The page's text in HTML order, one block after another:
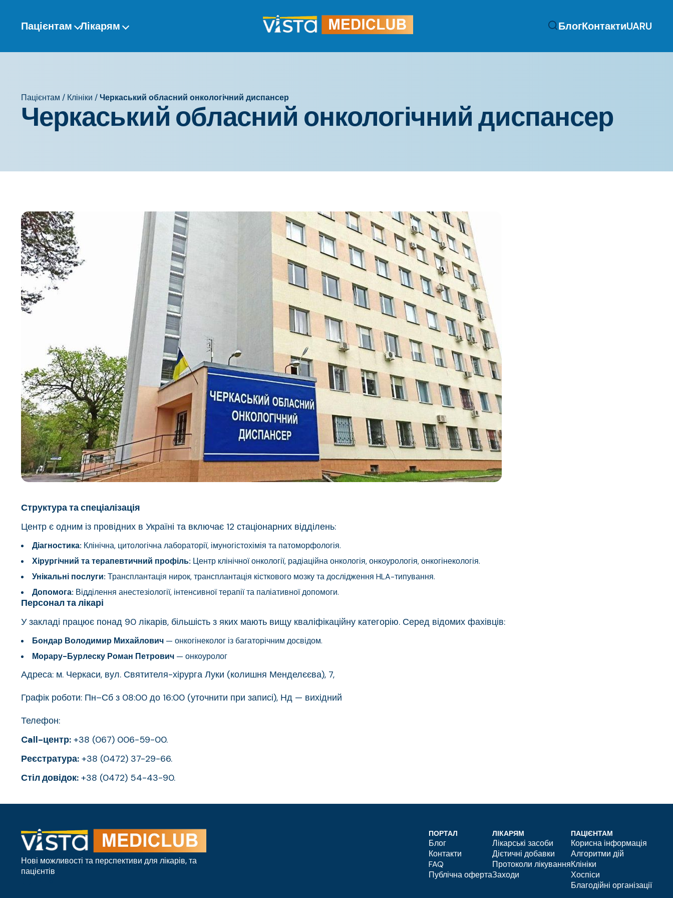
змістуПацієнтам Лікарям БлогКонтактиUARU
Пацієнтам / Клініки /Черкаський обласний онкологічний диспансер
Черкаський обласний онкологічний диспансер
Структура та спеціалізація
Центр є одним із провідних в Україні та включає 12 стаціонарних відділень:
Діагностика: Клінічна, цитологічна лабораторії, імуногістохімія та патоморфологія.
Хірургічний та терапевтичний профіль: Центр клінічної онкології, радіаційна онкологія, онкоурологія, онкогінекологія.
Унікальні послуги: Трансплантація нирок, трансплантація кісткового мозку та дослідження HLA-типування.
Допомога: Відділення анестезіології, інтенсивної терапії та паліативної допомоги.
Персонал та лікарі
У закладі працює понад 90 лікарів, більшість з яких мають вищу кваліфікаційну категорію. Серед відомих фахівців:
Бондар Володимир Михайлович — онкогінеколог із багаторічним досвідом.
Морару-Бурлеску Роман Петрович — онкоуролог
Адреса: м. Черкаси, вул. Святителя-хірурга Луки (колишня Менделєєва), 7,
Графік роботи: Пн–Сб з 08:00 до 16:00 (уточнити при записі), Нд — вихідний
Телефон:
Call-центр: +38 (067) 006-59-00.
Реєстратура: +38 (0472) 37-29-66.
Стіл довідок: +38 (0472) 54-43-90.
Нові можливості та перспективи для лікарів, та
пацієнтів
ПОРТАЛ
Блог
Контакти
FAQ
Публічна оферта
ЛІКАРЯМ
Лікарські засоби
Дієтичні добавки
Протоколи лікування
Заходи
ПАЦІЄНТАМ
Корисна інформація
Алгоритми дій
Клініки
Хоспіси
Благодійні організації